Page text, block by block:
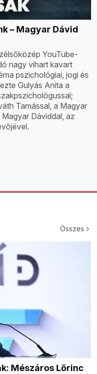
– Magyar Dávid
YouTube-
nagy vihart kavart
pszichológiai, jogi és
Gulyás Anita a
Tamással, a Magyar
Dáviddal, az
Összes
Mészáros Lőrinc